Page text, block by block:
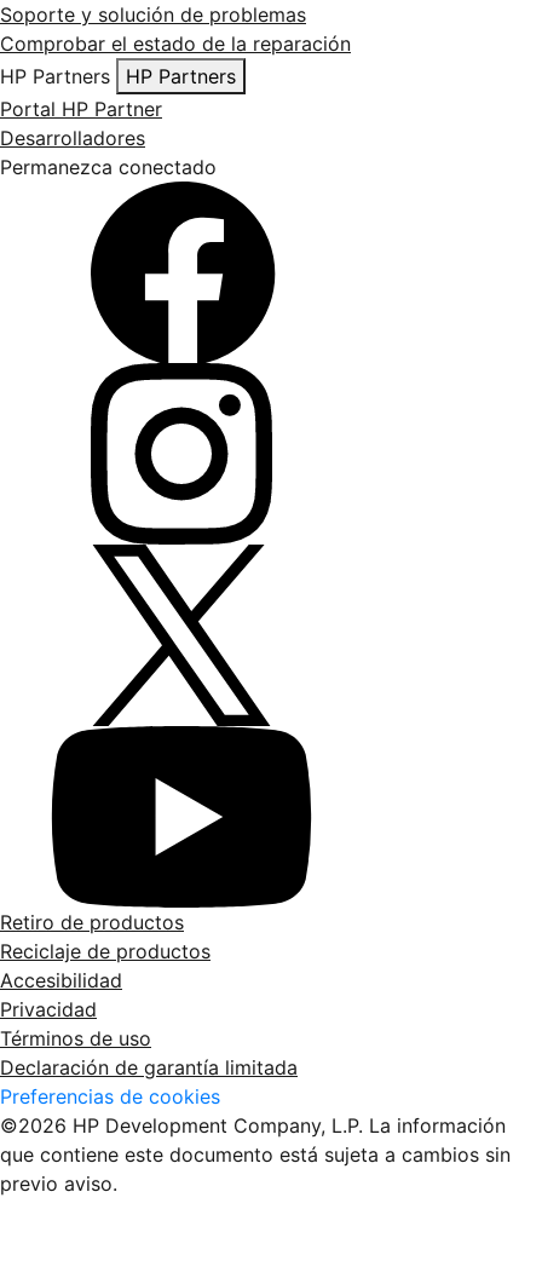
Soporte y solución de problemas
Comprobar el estado de la reparación
HP Partners
HP Partners
Portal HP Partner
Desarrolladores
Permanezca conectado
Retiro de productos
Reciclaje de productos
Accesibilidad
Privacidad
Términos de uso
Declaración de garantía limitada
Preferencias de cookies
©2026 HP Development Company, L.P. La información
que contiene este documento está sujeta a cambios sin
previo aviso.